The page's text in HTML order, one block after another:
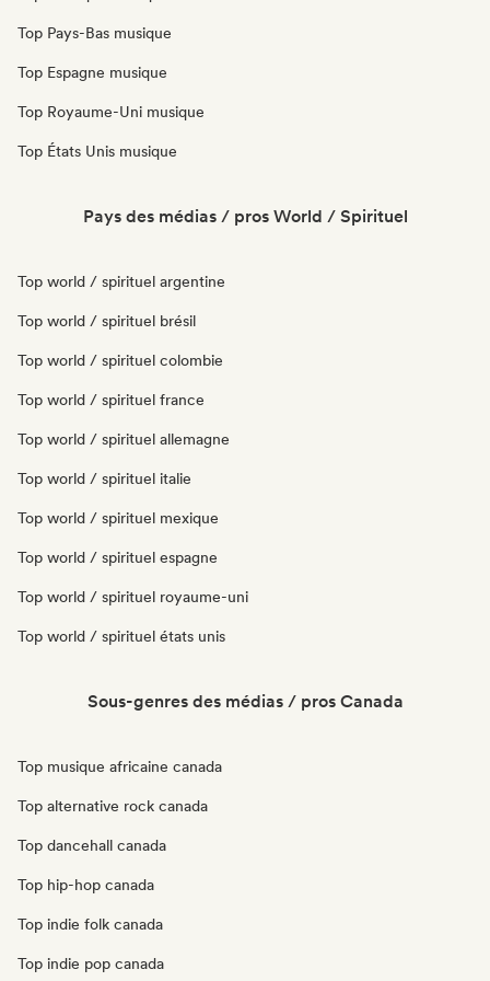
Top Pays-Bas musique
Top Espagne musique
Top Royaume-Uni musique
Top États Unis musique
Pays des médias / pros World / Spirituel
Top world / spirituel argentine
Top world / spirituel brésil
Top world / spirituel colombie
Top world / spirituel france
Top world / spirituel allemagne
Top world / spirituel italie
Top world / spirituel mexique
Top world / spirituel espagne
Top world / spirituel royaume-uni
Top world / spirituel états unis
Sous-genres des médias / pros Canada
Top musique africaine canada
Top alternative rock canada
Top dancehall canada
Top hip-hop canada
Top indie folk canada
Top indie pop canada